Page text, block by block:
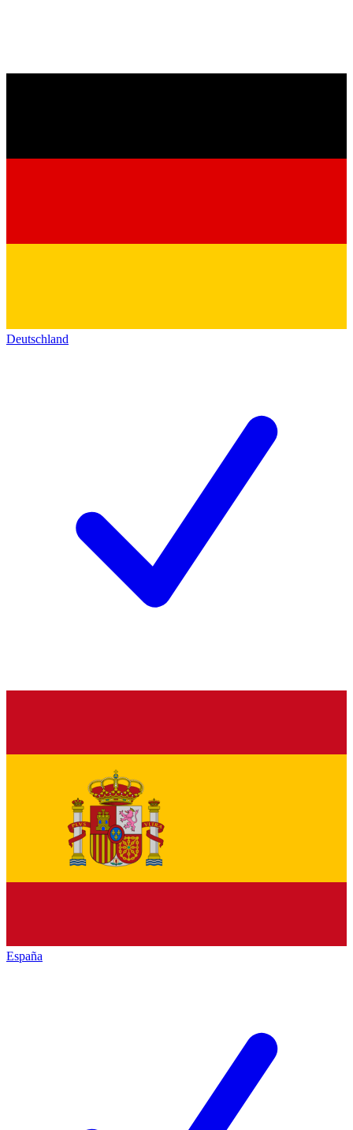
Deutschland
España